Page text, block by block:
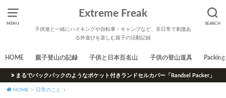
MENU SEARCH
Extreme Freak
子供達と一緒にハイキングや自転車・キャンプなど、非日常で刺激あ
る外遊びを楽しむ親子の活動記録
HOME 親子登山の記録 子供と日本百名山 子供の登山道具 Packing
まるでバックパックのようなポケット付きランドセルカバー「Randsel Packer」
HOME 日常のこと